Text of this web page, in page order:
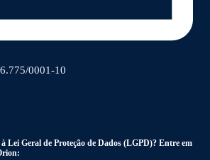
0001-10
Lei Geral de Proteção de Dados (LGPD)? Entre em